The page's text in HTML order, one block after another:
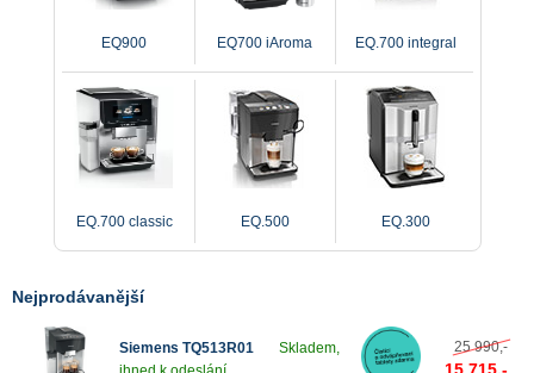
Chcete zvládnout přípravu kávy do posledního detailu jako
barista?
K dispozici je pět základních parametrů funkce baristaMode, které
napomáhají kvalitě kávy a espressa: intenzita kávy, množství
kávy, teplota, poměr káva–mléko a rychlost spařování. Přepnutím
do režimu baristaMode můžete využít mnohem detailnější a
dokonale přizpůsobená nastavení, která vyhoví jakýmkoli
požadavkům na chuť kávy. Díky tomuto optimalizovanému
Funkčnost se snoubí s designem.
Mimořádná kombinace dokonalé funkčnosti, nadčasového
designu a smyslu pro každý detail je zárukou trvalé kvality a
elegance kávovarů Siemens.
EQ900 EQ700 iAroma EQ.700 integral
EQ.700 classic EQ.500 EQ.300
Nejprodávanější
Siemens TQ513R01
Skladem,
25 990,-